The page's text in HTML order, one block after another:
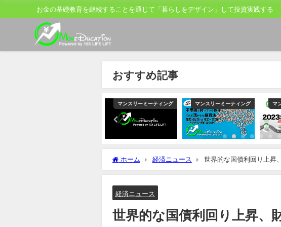
お金の基礎教育を継続することを通じて「暮らしをデザイン」して投資実践する
おすすめ記事
マンスリーミーティング マンスリーミーティング マ
ホーム 経済ニュース
世界的な国債利回り上昇
が指摘
経済ニュース
世界的な国債利回り上昇、